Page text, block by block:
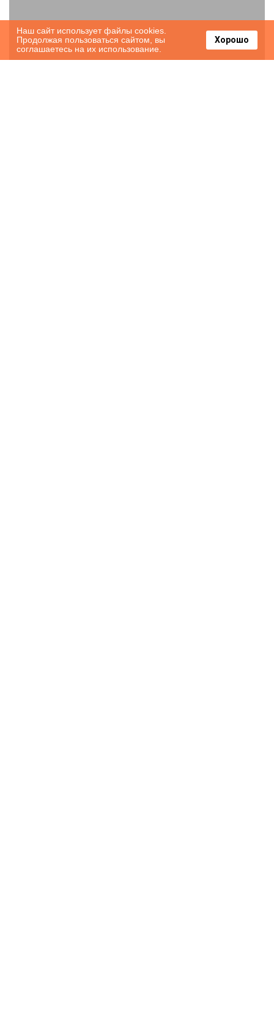
Наш сайт использует файлы cookies.
Продолжая пользоваться сайтом, вы
соглашаетесь на их использование.
Хорошо